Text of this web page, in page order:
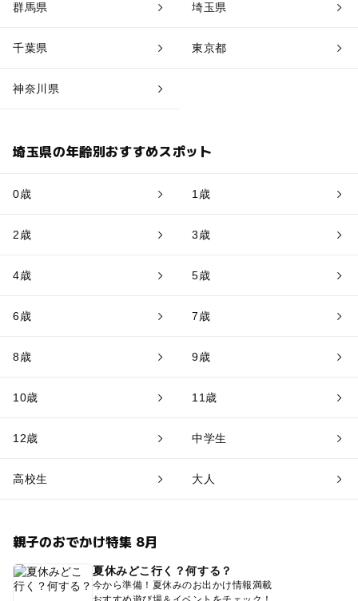
群馬県 埼玉県
千葉県 東京都
神奈川県
埼玉県の年齢別おすすめスポット
0歳 1歳
2歳 3歳
4歳 5歳
6歳 7歳
8歳 9歳
10歳 11歳
12歳 中学生
高校生 大人
親子のおでかけ特集 8月
夏休みどこ行く？何する？
今から準備！夏休みのお出かけ情報満載